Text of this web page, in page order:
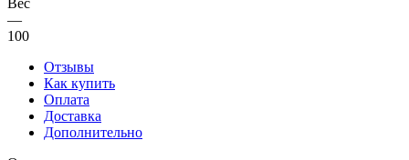
—
100
Отзывы
Как купить
Оплата
Доставка
Дополнительно